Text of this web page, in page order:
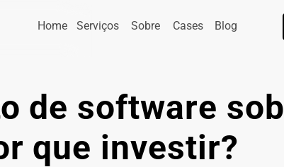
Cases
Home Sobre
Serviços Blog
de software sob
que investir?